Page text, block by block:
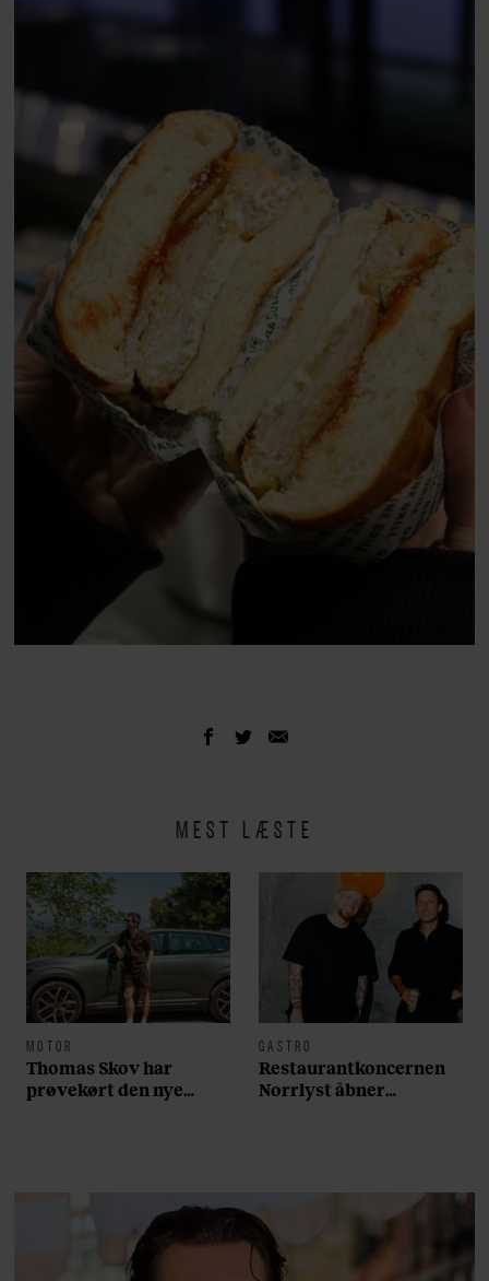
MEST LÆSTE
MOTOR
Thomas Skov har
prøvekørt den nye
GASTRO
Restaurantkoncernen
Norrlyst åbner